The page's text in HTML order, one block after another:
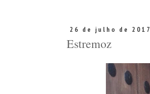
26 de julho de 2017
Estremoz